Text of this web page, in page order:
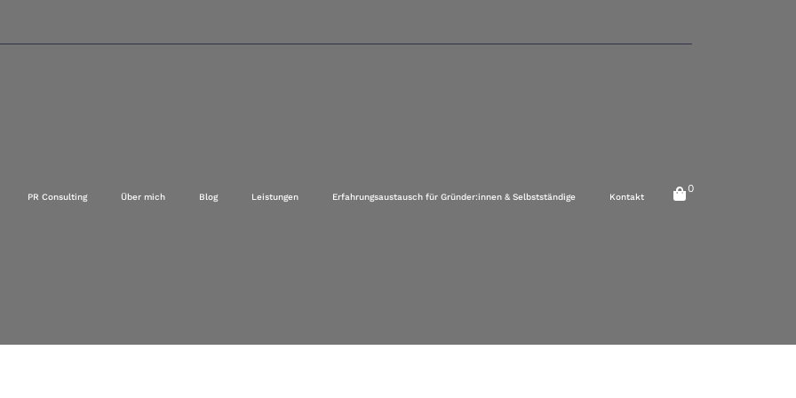
PR Consulting Über mich Blog Leistungen Erfahrungsaustausch für Gründer:innen & Selbstständige Kontakt
0